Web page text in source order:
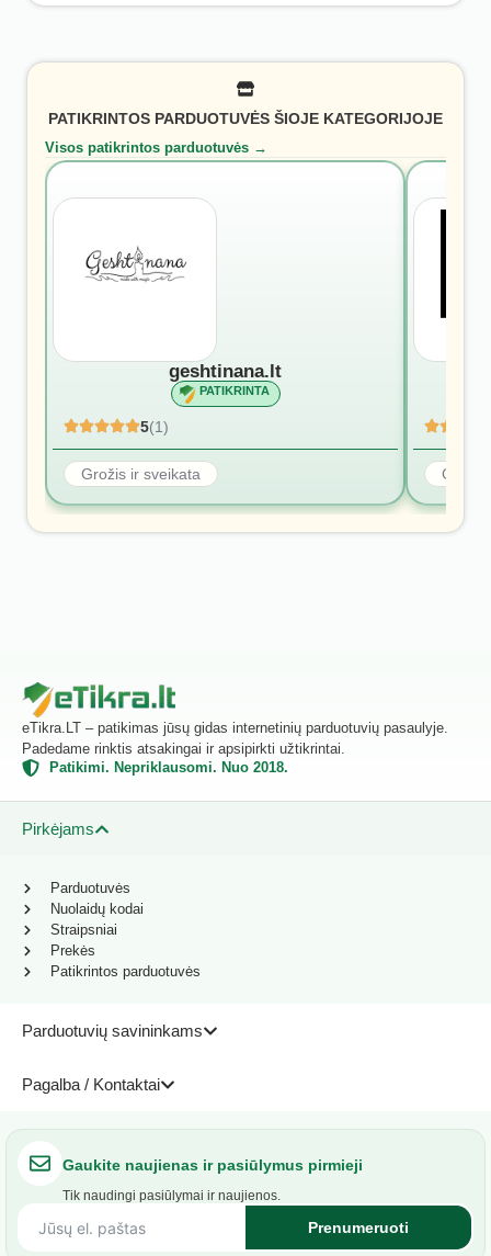
PATIKRINTOS PARDUOTUVĖS ŠIOJE KATEGORIJOJE
Visos patikrintos parduotuvės →
geshtinana.lt
PATIKRINTA
5(1)
Grožis ir sveikata Grožis
eTikra.LT – patikimas jūsų gidas internetinių parduotuvių pasaulyje.
Padedame rinktis atsakingai ir apsipirkti užtikrintai.
Patikimi. Nepriklausomi. Nuo 2018.
Pirkėjams
Parduotuvių savininkams
Pagalba / Kontaktai
Parduotuvės
Nuolaidų kodai
Straipsniai
Prekės
Patikrintos parduotuvės
Gaukite naujienas ir pasiūlymus pirmieji
Tik naudingi pasiūlymai ir naujienos.
Prenumeruoti